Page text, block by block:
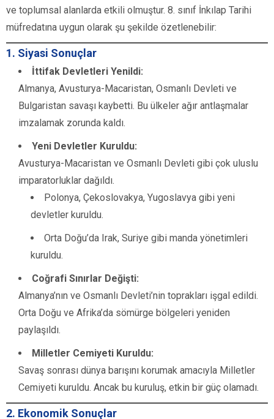
ve toplumsal alanlarda etkili olmuştur. 8. sınıf İnkılap Tarihi
müfredatına uygun olarak şu şekilde özetlenebilir:
1. Siyasi Sonuçlar
İttifak Devletleri Yenildi:
Almanya, Avusturya-Macaristan, Osmanlı Devleti ve
Bulgaristan savaşı kaybetti. Bu ülkeler ağır antlaşmalar
imzalamak zorunda kaldı.
Yeni Devletler Kuruldu:
Avusturya-Macaristan ve Osmanlı Devleti gibi çok uluslu
imparatorluklar dağıldı.
Polonya, Çekoslovakya, Yugoslavya gibi yeni
devletler kuruldu.
Orta Doğu’da Irak, Suriye gibi manda yönetimleri
kuruldu.
Coğrafi Sınırlar Değişti:
Almanya’nın ve Osmanlı Devleti’nin toprakları işgal edildi.
Orta Doğu ve Afrika’da sömürge bölgeleri yeniden
paylaşıldı.
Milletler Cemiyeti Kuruldu:
Savaş sonrası dünya barışını korumak amacıyla Milletler
Cemiyeti kuruldu. Ancak bu kuruluş, etkin bir güç olamadı.
2. Ekonomik Sonuçlar